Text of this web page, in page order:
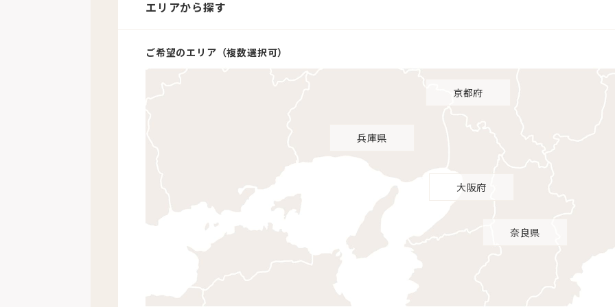
エリアから探す
ご希望のエリア（複数選択可）
大阪府
兵庫県
京都府
奈良県
エリアから探す
ご希望のエリア（複数選択可）